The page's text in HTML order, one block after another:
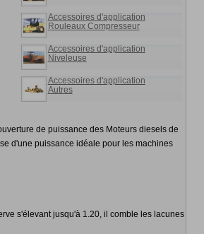
Accessoires d'application
Rouleaux Compresseur
Accessoires d'application
Niveleuse
Accessoires d'application
Autres
de puissance des Moteurs diesels de
d'une puissance idéale pour les machines
s'élevant jusqu'à 1.20, il comble les lacunes